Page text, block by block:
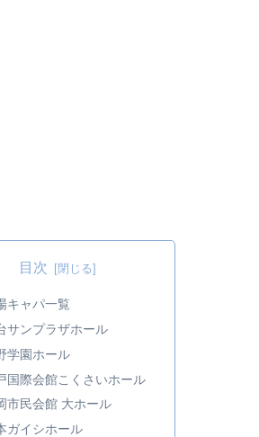
目次
キャパ一覧
サンプラザホール
学園ホール
国際会館こくさいホール
市民会館 大ホール
ガイシホール